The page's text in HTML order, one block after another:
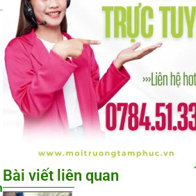
Bài viết liên quan